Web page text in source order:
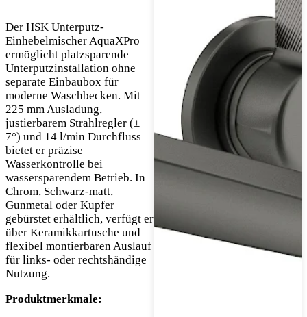
Der HSK Unterputz-
Einhebelmischer AquaXPro
ermöglicht platzsparende
Unterputzinstallation ohne
separate Einbaubox für
moderne Waschbecken. Mit
225 mm Ausladung,
justierbarem Strahlregler (±
7°) und 14 l/min Durchfluss
bietet er präzise
Wasserkontrolle bei
wassersparendem Betrieb. In
Chrom, Schwarz-matt,
Gunmetal oder Kupfer
gebürstet erhältlich, verfügt er
über Keramikkartusche und
flexibel montierbaren Auslauf
für links- oder rechtshändige
Nutzung.
Produktmerkmale: